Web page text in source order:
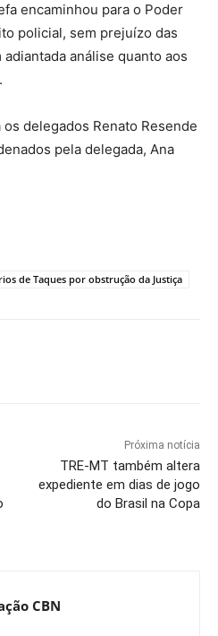
encaminhou para o Poder
policial, sem prejuízo das
análise quanto aos
delegados Renato Resende
pela delegada, Ana
de Taques por obstrução da Justiça
Próxima notícia
TRE-MT também altera
expediente em dias de jogo
do Brasil na Copa
CBN